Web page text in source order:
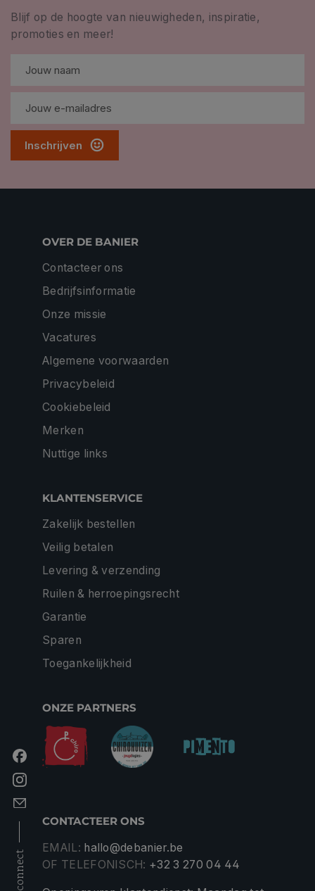
Blijf op de hoogte van nieuwigheden, inspiratie,
promoties en meer!
Inschrijven
connect
OVER DE BANIER
Contacteer ons
Bedrijfsinformatie
Onze missie
Vacatures
Algemene voorwaarden
Privacybeleid
Cookiebeleid
Merken
Nuttige links
KLANTENSERVICE
Zakelijk bestellen
Veilig betalen
Levering & verzending
Ruilen & herroepingsrecht
Garantie
Sparen
Toegankelijkheid
ONZE PARTNERS
CONTACTEER ONS
EMAIL: hallo@debanier.be
OF TELEFONISCH: +32 3 270 04 44